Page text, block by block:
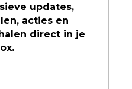
updates,
acties en
direct in je